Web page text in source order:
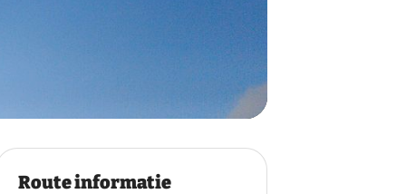
Route informatie